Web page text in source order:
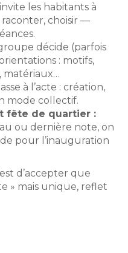
les habitants à
choisir —
décide (parfois
: motifs,
matériaux…
à l’acte : création,
mode collectif.
fête de quartier :
ou dernière note, on
pour l’inauguration
d’accepter que
» mais unique, reflet